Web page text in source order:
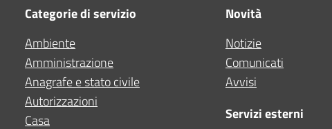
Categorie di servizio
Ambiente
Amministrazione
Anagrafe e stato civile
Autorizzazioni
Casa
Novità
Notizie
Comunicati
Avvisi
Servizi esterni